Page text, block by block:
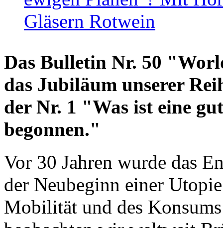
Gläsern Rotwein
Das Bulletin Nr. 50
das Jubiläum unserer
der Nr. 1 "Was ist eine
begonnen."
Vor 30 Jahren wurde das
der Neubeginn einer
Mobilität und des